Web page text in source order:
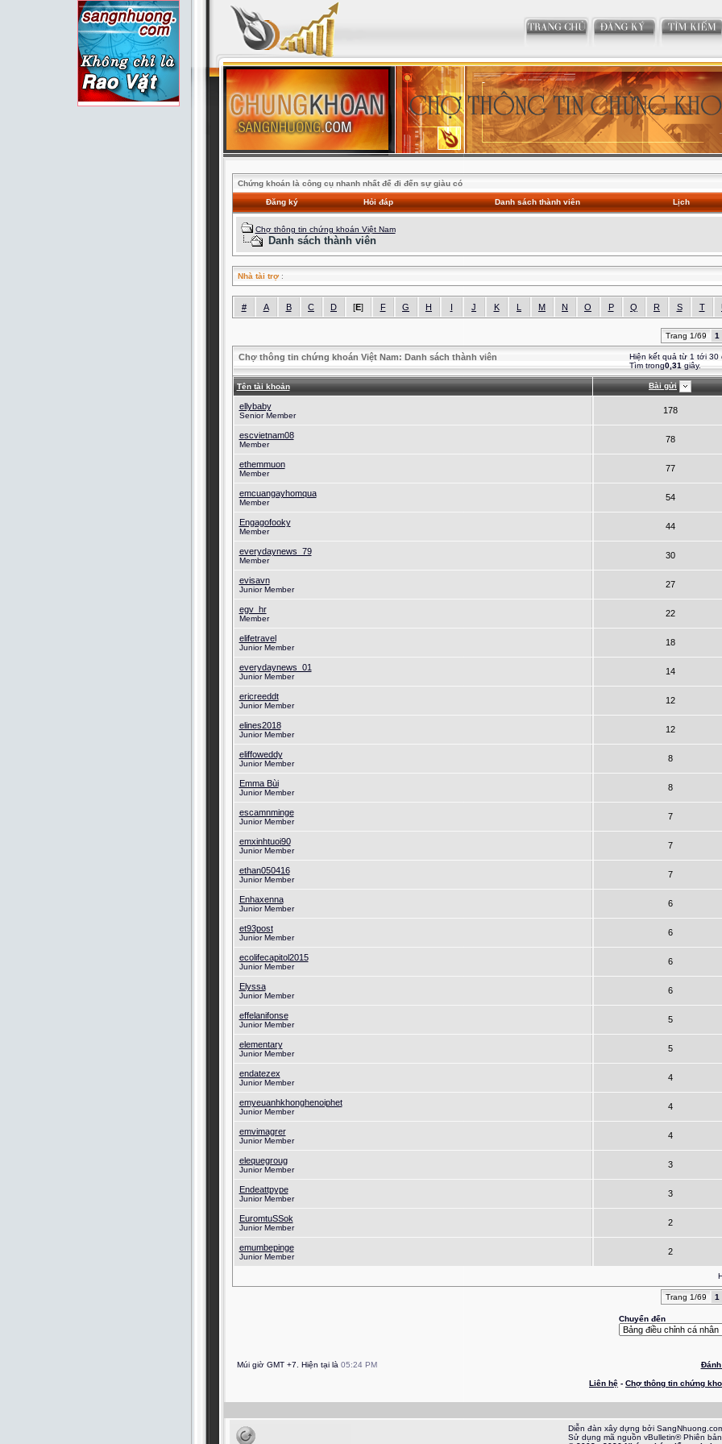
Chứng khoán là công cụ nhanh nhất để đi đến sự giàu có
Đăng ký Hỏi đáp Danh sách thành viên Lịch
Chợ thông tin chứng khoán Việt Nam
Danh sách thành viên
Nhà tài trợ:
# A B C D [E] F G H I J K L M N O P Q R S T
Trang 1/69 1
Hiện kết quả từ 1 tới 30
Tìm trong0,31giây.
Chợ thông tin chứng khoán Việt Nam: Danh sách thành viên
Tên tài khoản Bài gửi
ellybaby
Senior Member
178
escvietnam08
Member
78
ethemmuon
Member
77
emcuangayhomqua
Member
54
Engagofooky
Member
44
everydaynews_79
Member
30
evisavn
Junior Member
27
egv_hr
Member
22
elifetravel
Junior Member
18
everydaynews_01
Junior Member
14
ericreeddt
Junior Member
12
elines2018
Junior Member
12
eliffoweddy
Junior Member
8
Emma Bùi
Junior Member
8
escamnminge
Junior Member
7
emxinhtuoi90
Junior Member
7
ethan050416
Junior Member
7
Enhaxenna
Junior Member
6
et93post
Junior Member
6
ecolifecapitol2015
Junior Member
6
Elyssa
Junior Member
6
effelanifonse
Junior Member
5
elementary
Junior Member
5
endatezex
Junior Member
4
emyeuanhkhonghenoiphet
Junior Member
4
emvimagrer
Junior Member
4
elequegroug
Junior Member
3
Endeattpype
Junior Member
3
EuromtuSSok
Junior Member
2
emumbepinge
Junior Member
2
Trang 1/69 1
Chuyển đến
Múi giờ GMT +7. Hiện tại là 05:24 PM
Liên hệ - Chợ thông tin chứng
Diễn đàn xây dựng bởi
Sử dụng mã nguồn vBulletin® Phiên